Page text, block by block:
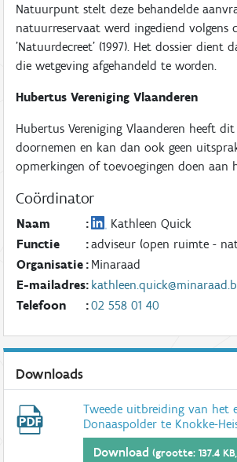
Natuurpunt stelt deze behandelde
natuurreservaat werd ingediend volgens
'Natuurdecreet' (1997). Het dossier dient
die wetgeving afgehandeld te worden.
Hubertus Vereniging Vlaanderen
Hubertus Vereniging Vlaanderen heeft
doornemen en kan dan ook geen
opmerkingen of toevoegingen doen aan
Coördinator
:
Naam
Kathleen Quick
:
Functie
adviseur (open ruimte -
:
Organisatie Minaraad
:
E-mailadres
:
Telefoon 02 558 01 40
Downloads
Tweede uitbreiding van het
Donaaspolder te Knokke-
Download(grootte: 137.4